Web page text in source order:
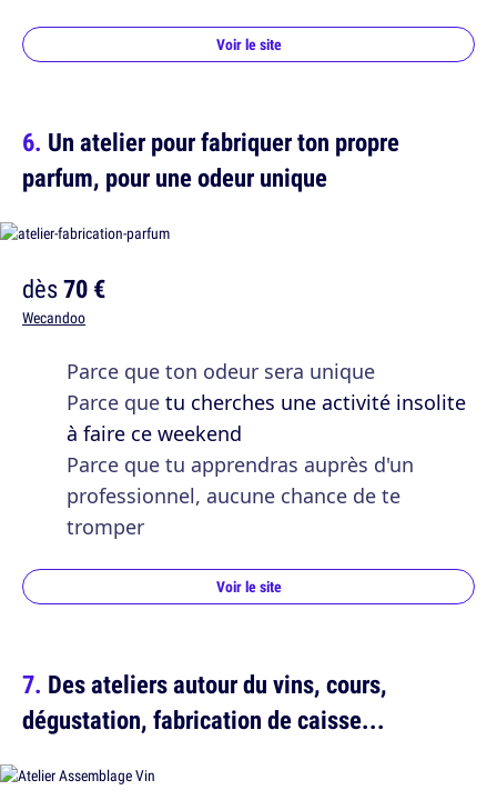
Voir le site
Un atelier pour fabriquer ton propre
parfum, pour une odeur unique
dès70 €
Wecandoo
Parce que ton odeur sera unique
Parce que tu cherches une activité insolite
à faire ce weekend
Parce que tu apprendras auprès d'un
professionnel, aucune chance de te
tromper
Voir le site
Des ateliers autour du vins, cours,
dégustation, fabrication de caisse...